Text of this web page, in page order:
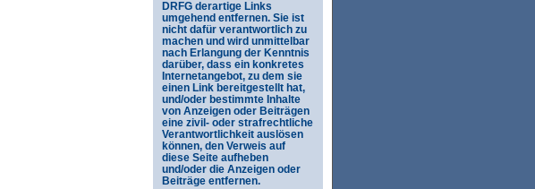
DRFG derartige Links
umgehend entfernen. Sie ist
nicht dafür verantwortlich zu
machen und wird unmittelbar
nach Erlangung der Kenntnis
darüber, dass ein konkretes
Internetangebot, zu dem sie
einen Link bereitgestellt hat,
und/oder bestimmte Inhalte
von Anzeigen oder Beiträgen
eine zivil- oder strafrechtliche
Verantwortlichkeit auslösen
können, den Verweis auf
diese Seite aufheben
und/oder die Anzeigen oder
Beiträge entfernen.